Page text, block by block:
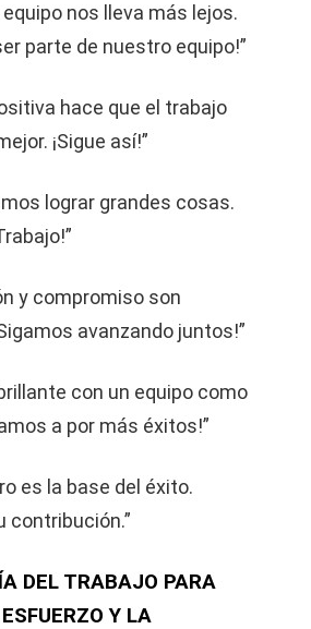
equipo nos lleva más lejos.
parte de nuestro equipo!”
hace que el trabajo
¡Sigue así!”
lograr grandes cosas.
y compromiso son
avanzando juntos!”
con un equipo como
a por más éxitos!”
es la base del éxito.
contribución.”
DEL TRABAJO PARA
Y LA